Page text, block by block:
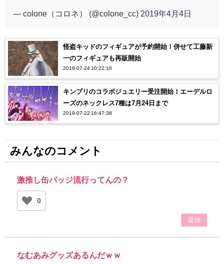
— colone（コロネ） (@colone_cc) 2019年4月4日
怪盗キッドのフィギュアが予約開始！併せて工藤新
一のフィギュアも再販開始
2019-07-24 10:22:16
キンプリのコラボジュエリー受注開始！エーデルロ
ーズのネックレス7種は7月24日まで
2019-07-22 16:47:38
みんなのコメント
激推し缶バッジ流行ってんの？
0
返信
なむあみグッズあるんだｗｗ